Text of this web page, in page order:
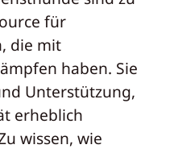
für
die mit
haben. Sie
Unterstützung,
erheblich
wissen, wie